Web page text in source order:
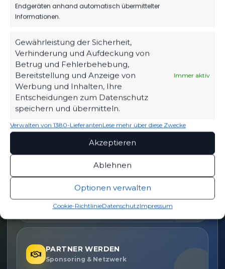
Endgeräten anhand automatisch übermittelter
Informationen.
Gewährleistung der Sicherheit,
Verhinderung und Aufdeckung von
Betrug und Fehlerbehebung,
Bereitstellung und Anzeige von
Werbung und Inhalten, Ihre
Entscheidungen zum Datenschutz
speichern und übermitteln.
Immer aktiv
Verwalten von 1380-LieferantenLese mehr über diese Zwecke
Akzeptieren
Ablehnen
Optionen verwalten
Cookie-RichtlinieDatenschutzImpressum
OFFIZIELLE VEREINSSEITE
DEIN HEIMSPIEL. DEIN FSV.
Tickets, Spielplan, News und Vereinsinfos – alles
kompakt auf einen Blick.
TICKETS
Eintrittspreise & Spieltag
SPIELPLAN
Nächste Partien ansehen
PARTNER WERDEN
Sponsoring & Netzwerk